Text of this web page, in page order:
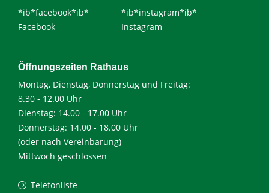
*ib*facebook*ib*
Facebook
*ib*instagram*ib*
Instagram
Öffnungszeiten Rathaus
Montag, Dienstag, Donnerstag und Freitag:
8.30 - 12.00 Uhr
Dienstag: 14.00 - 17.00 Uhr
Donnerstag: 14.00 - 18.00 Uhr
(oder nach Vereinbarung)
Mittwoch geschlossen
Telefonliste